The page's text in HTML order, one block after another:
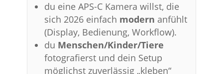
du eine APS-C Kamera willst, die
sich 2026 einfach modern anfühlt
(Display, Bedienung, Workflow).
du Menschen/Kinder/Tiere
fotografierst und dein Setup
möglichst zuverlässig „kleben“